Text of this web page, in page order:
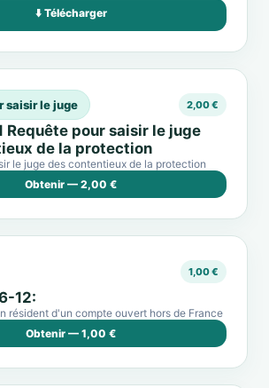
⬇️ Télécharger
saisir le juge 2,00 €
Requête pour saisir le juge
de la protection
le juge des contentieux de la protection
Obtenir — 2,00 €
1,00 €
12:
résident d'un compte ouvert hors de France
Obtenir — 1,00 €